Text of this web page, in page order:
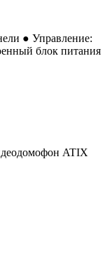
● Управление:
блок питания
ATIX